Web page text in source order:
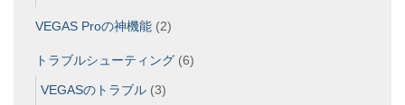
VEGAS Proの神機能 (2)
トラブルシューティング (6)
VEGASのトラブル (3)